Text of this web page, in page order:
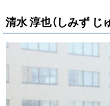
清水 淳也（しみず じ